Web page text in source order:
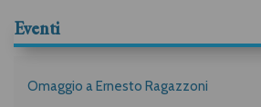
Eventi
Omaggio a Ernesto Ragazzoni